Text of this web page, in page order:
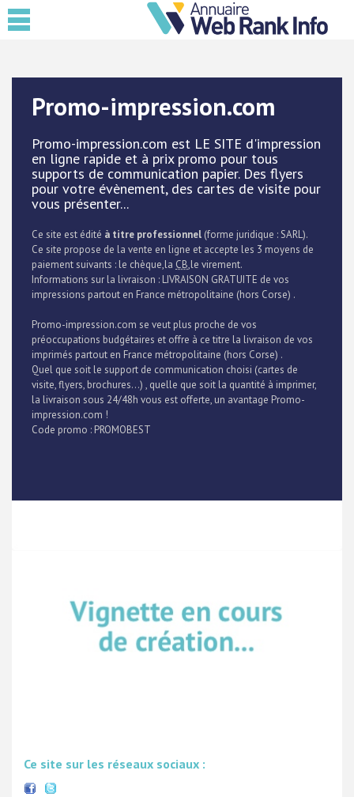
Promo-impression.com
Promo-impression.com est LE SITE d'impression
en ligne rapide et à prix promo pour tous
supports de communication papier. Des flyers
pour votre évènement, des cartes de visite pour
vous présenter...
Ce site est édité à titre professionnel (forme juridique : SARL).
Ce site propose de la vente en ligne et accepte les 3 moyens de
paiement suivants : le chèque,la CB,le virement.
Informations sur la livraison : LIVRAISON GRATUITE de vos
impressions partout en France métropolitaine (hors Corse) .
Promo-impression.com se veut plus proche de vos
préoccupations budgétaires et offre à ce titre la livraison de vos
imprimés partout en France métropolitaine (hors Corse) .
Quel que soit le support de communication choisi (cartes de
visite, flyers, brochures...) , quelle que soit la quantité à imprimer,
la livraison sous 24/48h vous est offerte, un avantage Promo-
impression.com !
Code promo : PROMOBEST
Ce site sur les réseaux sociaux :